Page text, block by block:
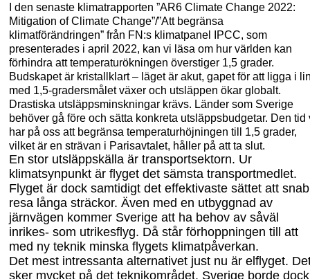
I den senaste klimatrapporten ”AR6 Climate Change 2022:
Mitigation of Climate Change”/”Att begränsa
klimatförändringen” från FN:s klimatpanel IPCC, som
presenterades i april 2022, kan vi läsa om hur världen kan
förhindra att temperaturökningen överstiger 1,5 grader.
Budskapet är kristallklart – läget är akut, gapet för att ligga i
med 1,5-gradersmålet växer och utsläppen ökar globalt.
Drastiska utsläppsminskningar krävs. Länder som Sverige
behöver gå före och sätta konkreta utsläppsbudgetar. Den tid
har på oss att begränsa temperaturhöjningen till 1,5 grader,
vilket är en strävan i Parisavtalet, håller på att ta slut.
En stor utsläppskälla är transportsektorn. Ur
klimatsynpunkt är flyget det sämsta transportmedlet.
Flyget är dock samtidigt det effektivaste sättet att
resa långa sträckor. Även med en utbyggnad av
järnvägen kommer Sverige att ha behov av såväl
inrikes- som utrikesflyg. Då står förhoppningen till att
med ny teknik minska flygets klimatpåverkan.
Det mest intressanta alternativet just nu är elflyget.
sker mycket på det teknikområdet. Sverige borde dock